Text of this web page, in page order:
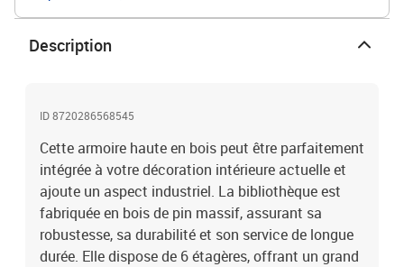
Description
ID 8720286568545
Cette armoire haute en bois peut être parfaitement
intégrée à votre décoration intérieure actuelle et
ajoute un aspect industriel. La bibliothèque est
fabriquée en bois de pin massif, assurant sa
robustesse, sa durabilité et son service de longue
durée. Elle dispose de 6 étagères, offrant un grand